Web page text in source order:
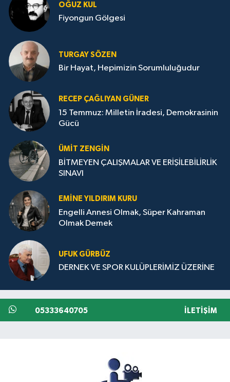
OĞUZ KUL
Fiyongun Gölgesi
TURGAY SÖZEN
Bir Hayat, Hepimizin Sorumluluğudur
RECEP ÇAĞLIYAN GÜNER
15 Temmuz: Milletin İradesi, Demokrasinin
Gücü
ÜMIT ZENGİN
BİTMEYEN ÇALIŞMALAR VE ERİŞİLEBİLİRLİK
SINAVI
EMINE YILDIRIM KURU
Engelli Annesi Olmak, Süper Kahraman
Olmak Demek
UFUK GÜRBÜZ
DERNEK VE SPOR KULÜPLERİMİZ ÜZERİNE
05333640705 İLETIŞIM